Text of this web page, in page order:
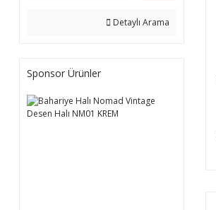
Detaylı Arama
Sponsor Ürünler